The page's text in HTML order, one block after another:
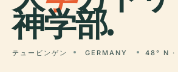
神学部.
テュービンゲン GERMANY 48° N ·